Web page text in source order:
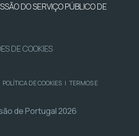
DO SERVIÇO PÚBLICO DE
DE COOKIES
POLÍTICA DE COOKIES | TERMOS E
de Portugal 2026